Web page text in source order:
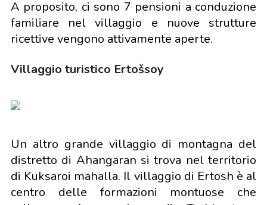
A proposito, ci sono 7 pensioni a conduzione
familiare nel villaggio e nuove strutture
ricettive vengono attivamente aperte.
Villaggio turistico Ertošsoy
Un altro grande villaggio di montagna del
distretto di Ahangaran si trova nel territorio
di Kuksaroi mahalla. Il villaggio di Ertosh è al
centro delle formazioni montuose che